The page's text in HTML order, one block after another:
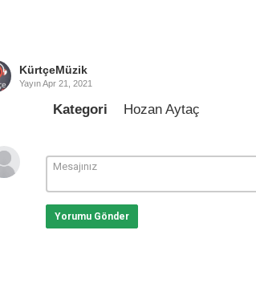
KürtçeMüzik
YayınApr 21, 2021
Kategori Hozan Aytaç
Yorumu Gönder